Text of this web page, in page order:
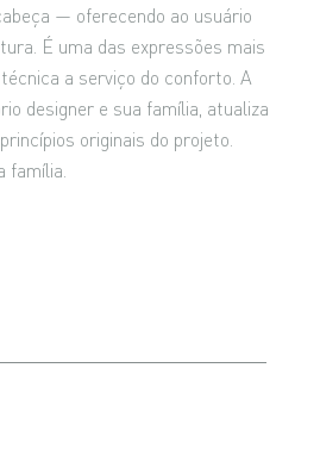
— oferecendo ao usuário
É uma das expressões mais
a serviço do conforto. A
designer e sua família, atualiza
originais do projeto.
família.